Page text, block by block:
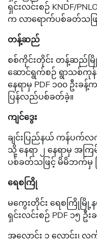
ရှင်းလင်းစဉ် KNDF/
က လာရောက်ပစ်ခတ်သဖ
တန့်ဆည်
စစ်ကိုင်းတိုင်း တန့်ဆည်မ
ဆောင်ရွက်စဉ် ရွာသစ်ကုန်
နေရာမှ PDF ၁၀၀ ဦး
ပြန်လည်ပစ်ခတ်ခဲ့။
ကျင်ဒွေး
ချင်းပြည်နယ် ကန်ပက်လ
သို့ နေရာ ၂ နေရာမှ အက
ပစ်ခတ်သဖြင့် မိမိဘက်မှ
ရေစကြို
မကွေးတိုင်း ရေစကြိုမြို့
ရှင်းလင်းစဉ် PDF ၁၅ ဦ
အလောင်း ၁ လောင်း၊